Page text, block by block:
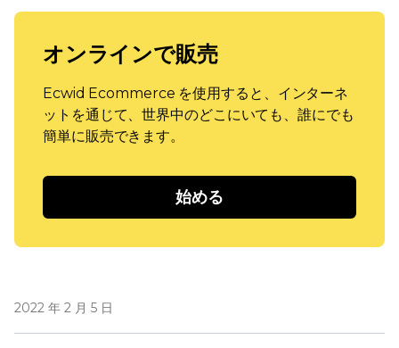
オンラインで販売
Ecwid Ecommerce を使用すると、インターネ
ットを通じて、世界中のどこにいても、誰にでも
簡単に販売できます。
始める
2022 年 2 月 5 日